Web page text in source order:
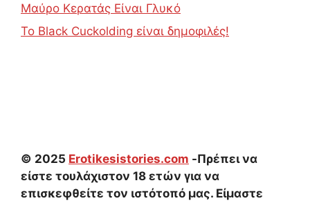
Μαύρο Κερατάς Είναι Γλυκό
Το Black Cuckolding είναι δημοφιλές!
© 2025 Erotikesistories.com -Πρέπει να
είστε τουλάχιστον 18 ετών για να
επισκεφθείτε τον ιστότοπό μας. Είμαστε